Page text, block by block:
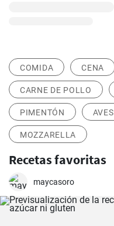
COMIDA CENA
CARNE DE POLLO
PIMENTÓN AVES
MOZZARELLA
Recetas favoritas
maycasoro